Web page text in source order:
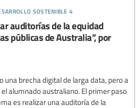
sostenible 4
auditorías de la equidad
públicas de Australia”, por
una brecha digital de larga data, pero a
alumnado australiano. El primer paso
es realizar una auditoría de la